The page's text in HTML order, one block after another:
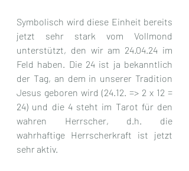
Symbolisch wird diese Einheit bereits
jetzt sehr stark vom Vollmond
unterstützt, den wir am 24.04.24 im
Feld haben. Die 24 ist ja bekanntlich
der Tag, an dem in unserer Tradition
Jesus geboren wird (24.12. => 2 x 12 =
24) und die 4 steht im Tarot für den
wahren Herrscher, d.h. die
wahrhaftige Herrscherkraft ist jetzt
sehr aktiv.